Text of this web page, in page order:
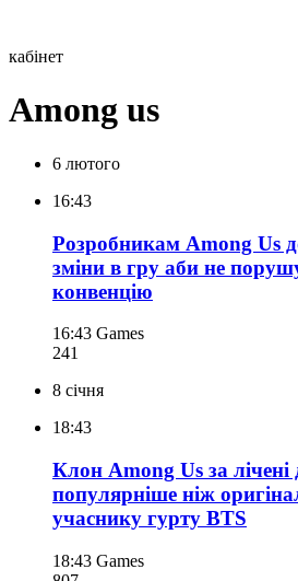
кабінет
Among us
6 лютого
16:43
Розробникам Among Us
зміни в гру аби не
конвенцію
16:43 Games
241
8 січня
18:43
Клон Among Us за лічені
популярніше ніж
учаснику гурту BTS
18:43 Games